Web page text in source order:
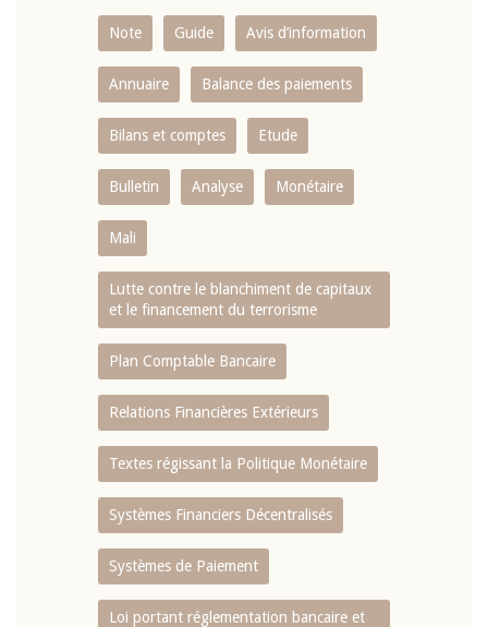
Note Guide Avis d’information
Annuaire Balance des paiements
Bilans et comptes Etude
Bulletin Analyse Monétaire
Mali
Lutte contre le blanchiment de capitaux
et le financement du terrorisme
Plan Comptable Bancaire
Relations Financières Extérieurs
Textes régissant la Politique Monétaire
Systèmes Financiers Décentralisés
Systèmes de Paiement
Loi portant réglementation bancaire et